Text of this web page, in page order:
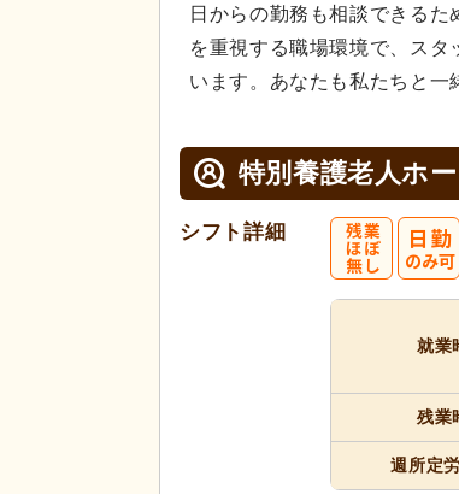
日からの勤務も相談できる
を重視する職場環境で、ス
います。あなたも私たちと一
特別養護老人ホ
シフト詳細
就業
残業
週所定